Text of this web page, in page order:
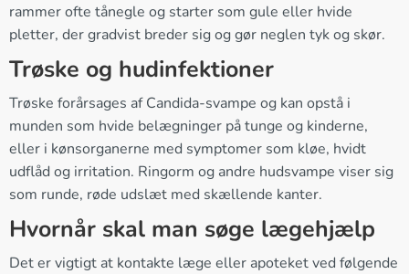
rammer ofte tånegle og starter som gule eller hvide
pletter, der gradvist breder sig og gør neglen tyk og skør.
Trøske og hudinfektioner
Trøske forårsages af Candida-svampe og kan opstå i
munden som hvide belægninger på tunge og kinderne,
eller i kønsorganerne med symptomer som kløe, hvidt
udflåd og irritation. Ringorm og andre hudsvampe viser sig
som runde, røde udslæt med skællende kanter.
Hvornår skal man søge lægehjælp
Det er vigtigt at kontakte læge eller apoteket ved følgende